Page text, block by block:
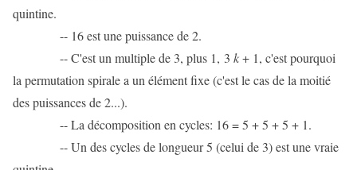
quintine.
-- 16 est une puissance de 2.
-- C'est un multiple de 3, plus 1, 3 k+ 1, c'est pourquoi
la permutation spirale a un élément fixe (c'est le cas de la moitié
des puissances de 2...).
-- La décomposition en cycles: 16 = 5 + 5 + 5 + 1.
-- Un des cycles de longueur 5 (celui de 3) est une vraie